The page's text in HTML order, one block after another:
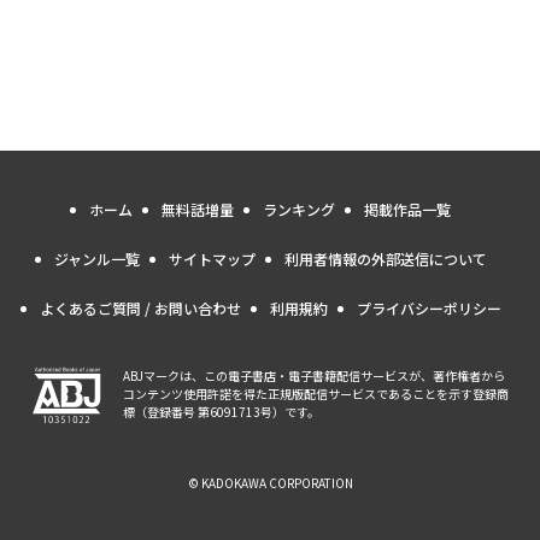
ホーム 無料話増量 ランキング 掲載作品一覧
ジャンル一覧 サイトマップ 利用者情報の外部送信について
よくあるご質問 / お問い合わせ 利用規約 プライバシーポリシー
ABJマークは、この電子書店・電子書籍配信サービスが、著作権者から
コンテンツ使用許諾を得た正規版配信サービスであることを示す登録商
標（登録番号 第6091713号）です。
© KADOKAWA CORPORATION